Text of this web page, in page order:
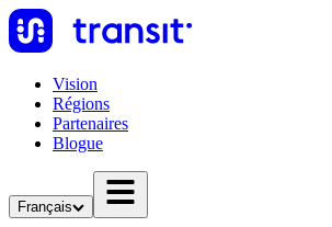
Vision
Régions
Partenaires
Blogue
Français